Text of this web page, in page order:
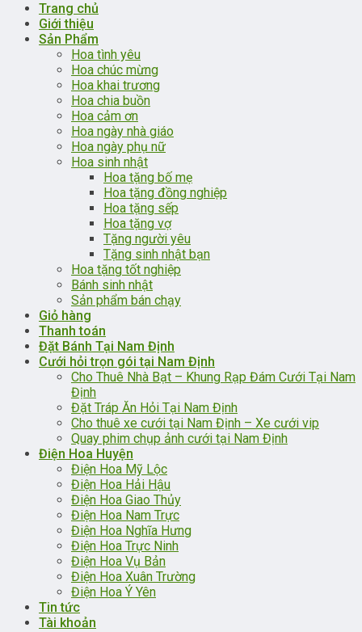
Trang chủ
Giới thiệu
Sản Phẩm
Hoa tình yêu
Hoa chúc mừng
Hoa khai trương
Hoa chia buồn
Hoa cảm ơn
Hoa ngày nhà giáo
Hoa ngày phụ nữ
Hoa sinh nhật
Hoa tặng bố mẹ
Hoa tặng đồng nghiệp
Hoa tặng sếp
Hoa tặng vợ
Tặng người yêu
Tặng sinh nhật bạn
Hoa tặng tốt nghiệp
Bánh sinh nhật
Sản phẩm bán chạy
Giỏ hàng
Thanh toán
Đặt Bánh Tại Nam Định
Cưới hỏi trọn gói tại Nam Định
Cho Thuê Nhà Bạt – Khung Rạp Đám Cưới Tại Nam
Định
Đặt Tráp Ăn Hỏi Tại Nam Định
Cho thuê xe cưới tại Nam Định – Xe cưới vip
Quay phim chụp ảnh cưới tại Nam Định
Điện Hoa Huyện
Điện Hoa Mỹ Lộc
Điện Hoa Hải Hậu
Điện Hoa Giao Thủy
Điện Hoa Nam Trực
Điện Hoa Nghĩa Hưng
Điện Hoa Trực Ninh
Điện Hoa Vụ Bản
Điện Hoa Xuân Trường
Điện Hoa Ý Yên
Tin tức
Tài khoản